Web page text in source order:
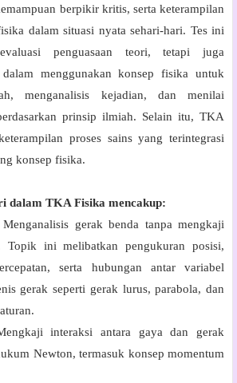
berpikir kritis, serta keterampilan
dalam situasi nyata sehari-hari. Tes ini
penguasaan teori, tetapi juga
dalam menggunakan konsep fisika untuk
menganalisis kejadian, dan menilai
prinsip ilmiah. Selain itu, TKA
proses sains yang terintegrasi
konsep fisika.
dalam TKA Fisika mencakup:
Menganalisis gerak benda tanpa mengkaji
Topik ini melibatkan pengukuran posisi,
serta hubungan antar variabel
gerak seperti gerak lurus, parabola, dan
interaksi antara gaya dan gerak
Newton, termasuk konsep momentum